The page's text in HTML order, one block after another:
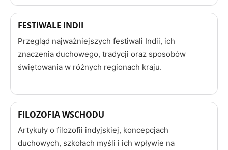
FESTIWALE INDII
Przegląd najważniejszych festiwali Indii, ich
znaczenia duchowego, tradycji oraz sposobów
świętowania w różnych regionach kraju.
FILOZOFIA WSCHODU
Artykuły o filozofii indyjskiej, koncepcjach
duchowych, szkołach myśli i ich wpływie na